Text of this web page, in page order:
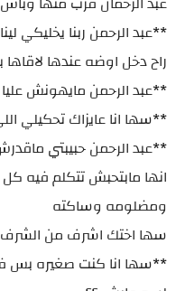
**عبد الرحمن ربنا يخليكي لينا
راح دخل اوضه عندها لاقاها
**عبد الرحمن مايهونش
**سها انا عايزاك تحكيلي
**عبد الرحمن حبيبتي
انها مابتحبش تتكلم فيه
ومضلومه وساكته
سها اختك اشرف من
**سها انا كنت صغيره بس